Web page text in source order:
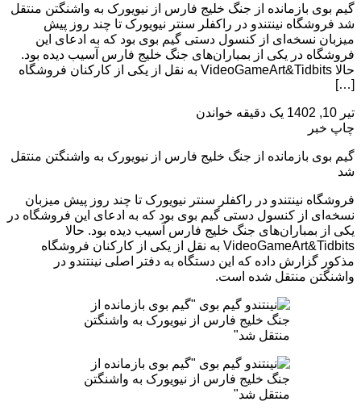
گیم بوی بازمانده از جنگ خلیج فارس از نیویورک به واشنگتن منتقل
شد فروشگاه نینتندو در راکفلر سنتر نیویورک تا چند روز پیش
میزبان نسخه‌ای از کنسول دستی گیم بوی بود که به ادعای این
فروشگاه در یکی از بمباران‌های جنگ خلیج فارس آسیب دیده بود.
حالا VideoGameArt&Tidbits به نقل از یکی از کارکنان فروشگاه
[…]
تیر 10, 1402
یک دقیقه خواندن
چاپ خبر
گیم بوی بازمانده از جنگ خلیج فارس از نیویورک به واشنگتن منتقل
شد
فروشگاه نینتندو در راکفلر سنتر نیویورک تا چند روز پیش میزبان
نسخه‌ای از کنسول دستی گیم بوی بود که به ادعای این فروشگاه در
یکی از بمباران‌های جنگ خلیج فارس آسیب دیده بود. حالا
VideoGameArt&Tidbits به نقل از یکی از کارکنان فروشگاه
مذکور گزارش داده که این دستگاه به دفتر اصلی نینتندو در
واشنگتن منتقل شده است.